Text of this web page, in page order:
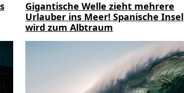
Gigantische Welle zieht mehrere
Urlauber ins Meer! Spanische Insel
wird zum Albtraum